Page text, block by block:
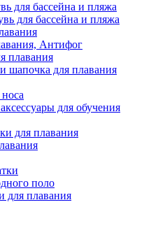
для бассейна и пляжа
для бассейна и пляжа
Антифог
плавания
шапочка для плавания
для обучения
для плавания
поло
для плавания